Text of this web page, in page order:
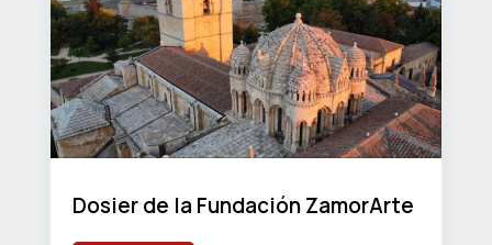
Dosier de la Fundación ZamorArte